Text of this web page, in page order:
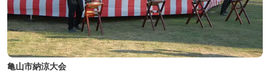
亀山市納涼大会